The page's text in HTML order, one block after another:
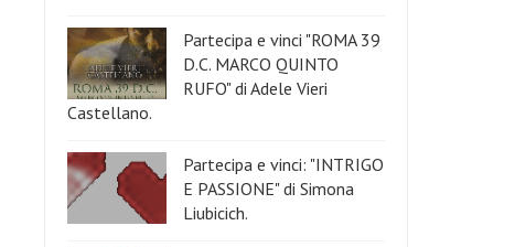
Partecipa e vinci "ROMA 39
D.C. MARCO QUINTO
RUFO" di Adele Vieri
Castellano.
Partecipa e vinci: "INTRIGO
E PASSIONE" di Simona
Liubicich.